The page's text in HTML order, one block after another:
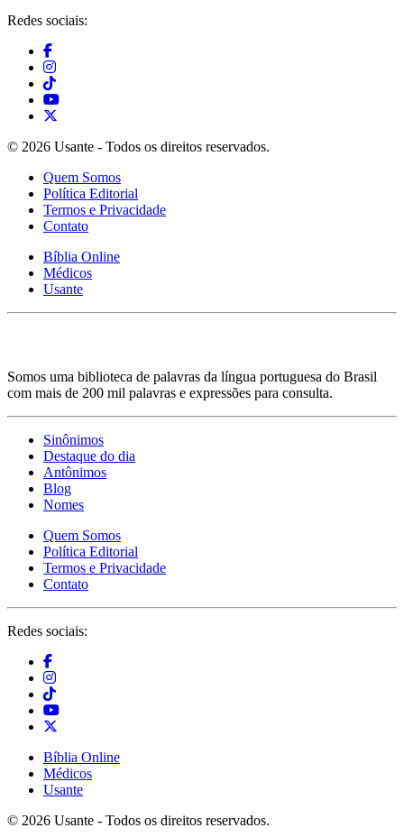
Redes sociais:
© 2026 Usante - Todos os direitos reservados.
Quem Somos
Política Editorial
Termos e Privacidade
Contato
Bíblia Online
Médicos
Usante
Somos uma biblioteca de palavras da língua portuguesa do Brasil
com mais de 200 mil palavras e expressões para consulta.
Sinônimos
Destaque do dia
Antônimos
Blog
Nomes
Quem Somos
Política Editorial
Termos e Privacidade
Contato
Redes sociais:
Bíblia Online
Médicos
Usante
© 2026 Usante - Todos os direitos reservados.